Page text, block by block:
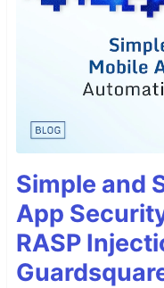
Simple and
App
RASP